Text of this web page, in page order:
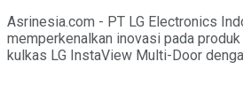
Asrinesia.com - PT LG Electronics
memperkenalkan inovasi pada
kulkas LG InstaView Multi-Door